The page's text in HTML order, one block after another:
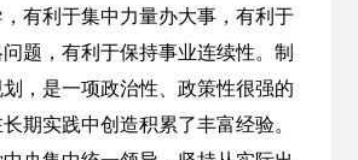
有利于集中力量办大事，有利于
题，有利于保持事业连续性。制
，是一项政治性、政策性很强的
期实践中创造积累了丰富经验。